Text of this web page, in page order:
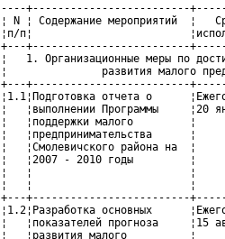
----+-------------------------
¦ N ¦ Содержание мероприятий
¦п/п¦
+---+-------------------------
¦   1. Организационные меры по
¦               развития малого
+---+-------------------------
¦1.1¦Подготовка отчета о
¦   ¦выполнении Программы     ¦20
¦   ¦поддержки малого         ¦
¦   ¦предпринимательства      ¦
¦   ¦Смолевичского района на
¦   ¦2007 - 2010 годы         ¦
¦   ¦                         ¦
¦   ¦                         ¦
+---+-------------------------
¦1.2¦Разработка основных
¦   ¦показателей прогноза     ¦15
¦   ¦развития малого          ¦